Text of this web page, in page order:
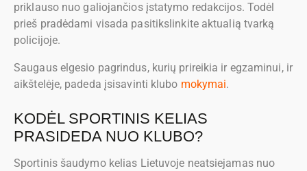
priklauso nuo galiojančios įstatymo redakcijos. Todėl
prieš pradėdami visada pasitikslinkite aktualią tvarką
policijoje.
Saugaus elgesio pagrindus, kurių prireikia ir egzaminui, ir
aikštelėje, padeda įsisavinti klubo mokymai.
KODĖL SPORTINIS KELIAS
PRASIDEDA NUO KLUBO?
Sportinis šaudymo kelias Lietuvoje neatsiejamas nuo